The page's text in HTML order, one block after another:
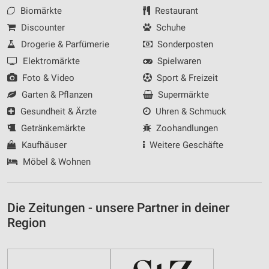
Biomärkte
Discounter
Drogerie & Parfümerie
Elektromärkte
Foto & Video
Garten & Pflanzen
Gesundheit & Ärzte
Getränkemärkte
Kaufhäuser
Möbel & Wohnen
Restaurant
Schuhe
Sonderposten
Spielwaren
Sport & Freizeit
Supermärkte
Uhren & Schmuck
Zoohandlungen
Weitere Geschäfte
Die Zeitungen - unsere Partner in deiner
Region